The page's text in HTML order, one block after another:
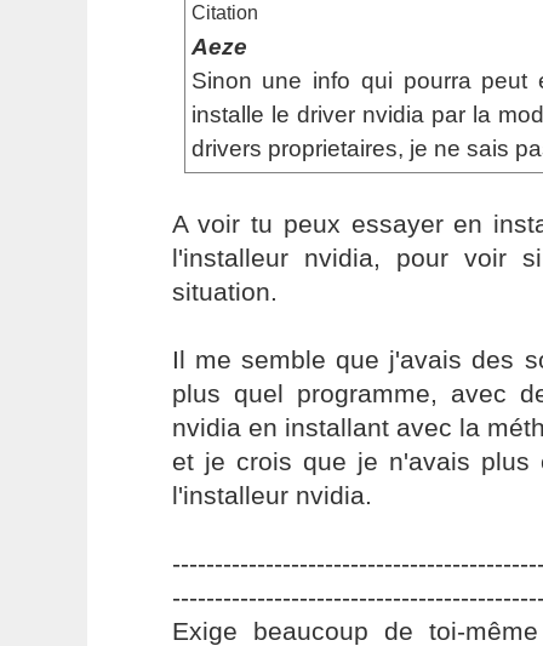
Citation
Aeze
Sinon une info qui pourra peut
installe le driver nvidia par la
drivers proprietaires, je ne sais
A voir tu peux essayer en
l'installeur nvidia, pour voir
situation.
Il me semble que j'avais des
plus quel programme, avec
nvidia en installant avec la
et je crois que je n'avais plus
l'installeur nvidia.
Exige beaucoup de toi-